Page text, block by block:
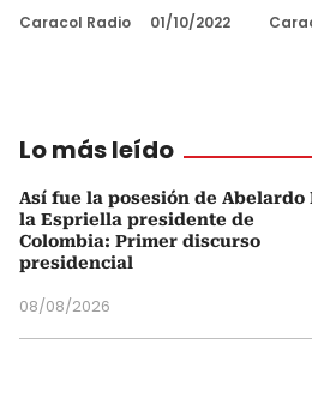
Caracol Radio 01/10/2022
Lo más leído
Así fue la posesión de Abelardo
la Espriella presidente de
Colombia: Primer discurso
presidencial
08/08/2026